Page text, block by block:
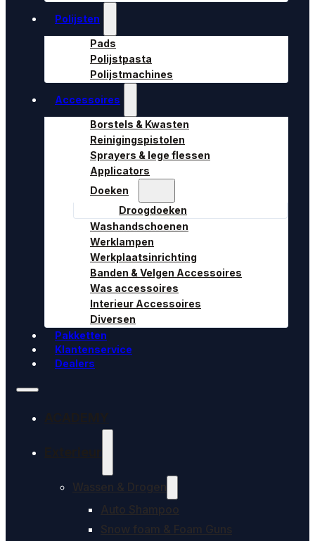
Polijsten
Pads
Polijstpasta
Polijstmachines
Accessoires
Borstels & Kwasten
Reinigingspistolen
Sprayers & lege flessen
Applicators
Doeken
Droogdoeken
Washandschoenen
Werklampen
Werkplaatsinrichting
Banden & Velgen Accessoires
Was accessoires
Interieur Accessoires
Diversen
Pakketten
Klantenservice
Dealers
Wassen & Drogen
Auto Shampoo
Snow foam & Foam Guns